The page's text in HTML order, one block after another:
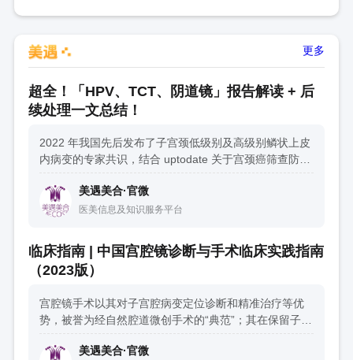
更多
超全！「HPV、TCT、阴道镜」报告解读 + 后
续处理一文总结！
2022 年我国先后发布了子宫颈低级别及高级别鳞状上皮
内病变的专家共识，结合 uptodate 关于宫颈癌筛查防治
供大家参考。美遇美合·官微
医美信息及知识服务平台
临床指南 | 中国宫腔镜诊断与手术临床实践指南
（2023版）
宫腔镜手术以其对子宫腔病变定位诊断和精准治疗等优
势，被誉为经自然腔道微创手术的“典范”；其在保留子
子宫腔整复手术治疗目的。
美遇美合·官微